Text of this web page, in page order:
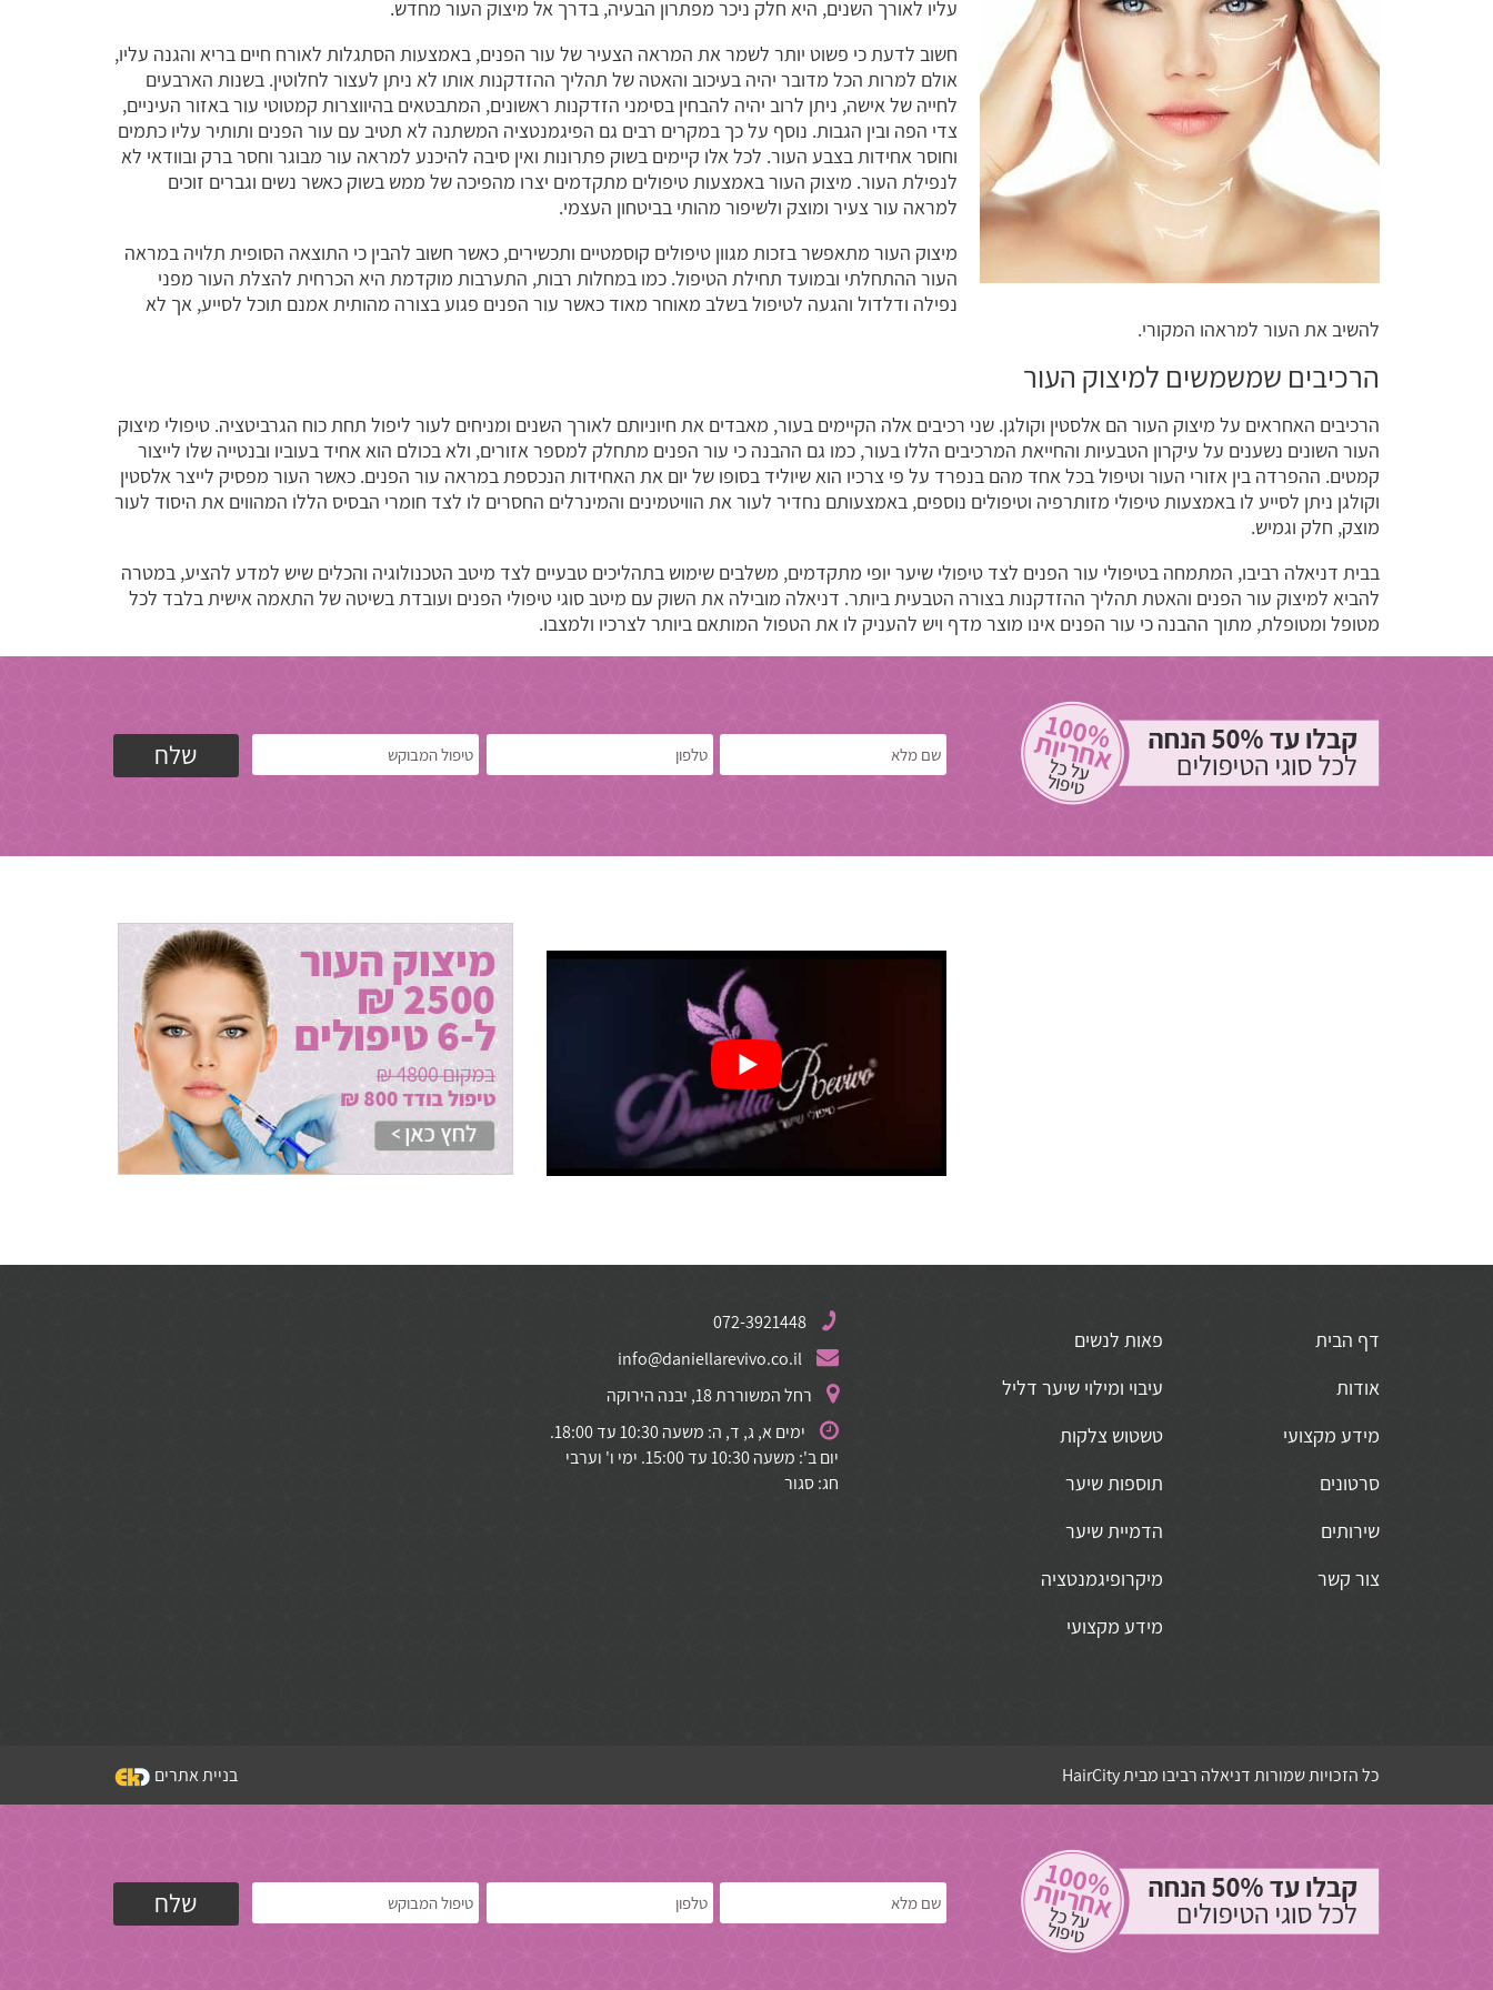
עליו לאורך השנים, היא חלק ניכר מפתרון הבעיה, בדרך אל מיצוק העור מחדש.
חשוב לדעת כי פשוט יותר לשמר את המראה הצעיר של עור הפנים, באמצעות הסתגלות לאורח חיים בריא והגנה עליו,
אולם למרות הכל מדובר יהיה בעיכוב והאטה של תהליך ההזדקנות אותו לא ניתן לעצור לחלוטין. בשנות הארבעים
לחייה של אישה, ניתן לרוב יהיה להבחין בסימני הזדקנות ראשונים, המתבטאים בהיווצרות קמטוטי עור באזור העיניים,
צדי הפה ובין הגבות. נוסף על כך במקרים רבים גם הפיגמנטציה המשתנה לא תטיב עם עור הפנים ותותיר עליו כתמים
וחוסר אחידות בצבע העור. לכל אלו קיימים בשוק פתרונות ואין סיבה להיכנע למראה עור מבוגר וחסר ברק ובוודאי לא
לנפילת העור. מיצוק העור באמצעות טיפולים מתקדמים יצרו מהפיכה של ממש בשוק כאשר נשים וגברים זוכים
למראה עור צעיר ומוצק ולשיפור מהותי בביטחון העצמי.
מיצוק העור מתאפשר בזכות מגוון טיפולים קוסמטיים ותכשירים, כאשר חשוב להבין כי התוצאה הסופית תלויה במראה
העור ההתחלתי ובמועד תחילת הטיפול. כמו במחלות רבות, התערבות מוקדמת היא הכרחית להצלת העור מפני
נפילה ודלדול והגעה לטיפול בשלב מאוחר מאוד כאשר עור הפנים פגוע בצורה מהותית אמנם תוכל לסייע, אך לא
להשיב את העור למראהו המקורי.
הרכיבים שמשמשים למיצוק העור
הרכיבים האחראים על מיצוק העור הם אלסטין וקולגן. שני רכיבים אלה הקיימים בעור, מאבדים את חיוניותם לאורך השנים ומניחים לעור ליפול תחת כוח הגרביטציה. טיפולי מיצוק
העור השונים נשענים על עיקרון הטבעיות והחייאת המרכיבים הללו בעור, כמו גם ההבנה כי עור הפנים מתחלק למספר אזורים, ולא בכולם הוא אחיד בעוביו ובנטייה שלו לייצור
קמטים. ההפרדה בין אזורי העור וטיפול בכל אחד מהם בנפרד על פי צרכיו הוא שיוליד בסופו של יום את האחידות הנכספת במראה עור הפנים. כאשר העור מפסיק לייצר אלסטין
וקולגן ניתן לסייע לו באמצעות טיפולי מזותרפיה וטיפולים נוספים, באמצעותם נחדיר לעור את הוויטמינים והמינרלים החסרים לו לצד חומרי הבסיס הללו המהווים את היסוד לעור
מוצק, חלק וגמיש.
בבית דניאלה רביבו, המתמחה בטיפולי עור הפנים לצד טיפולי שיער יופי מתקדמים, משלבים שימוש בתהליכים טבעיים לצד מיטב הטכנולוגיה והכלים שיש למדע להציע, במטרה
להביא למיצוק עור הפנים והאטת תהליך ההזדקנות בצורה הטבעית ביותר. דניאלה מובילה את השוק עם מיטב סוגי טיפולי הפנים ועובדת בשיטה של התאמה אישית בלבד לכל
מטופל ומטופלת, מתוך ההבנה כי עור הפנים אינו מוצר מדף ויש להעניק לו את הטפול המותאם ביותר לצרכיו ולמצבו.
דף הבית
אודות
מידע מקצועי
סרטונים
שירותים
צור קשר
פאות לנשים
עיבוי ומילוי שיער דליל
טשטוש צלקות
תוספות שיער
הדמיית שיער
מיקרופיגמנטציה
מידע מקצועי
072-3921448
info@daniellarevivo.co.il
רחל המשוררת 18, יבנה הירוקה
ימים א, ג, ד, ה: משעה 10:30 עד 18:00.
יום ב': משעה 10:30 עד 15:00. ימי ו' וערבי
חג: סגור
כל הזכויות שמורות דניאלה רביבו מבית HairCity בניית אתרים